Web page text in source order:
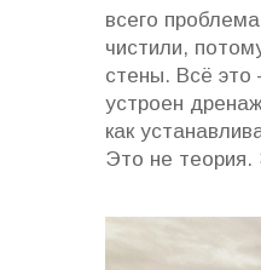
всего
чистили,
стены. Всё это
устроен
как
Это не теория.